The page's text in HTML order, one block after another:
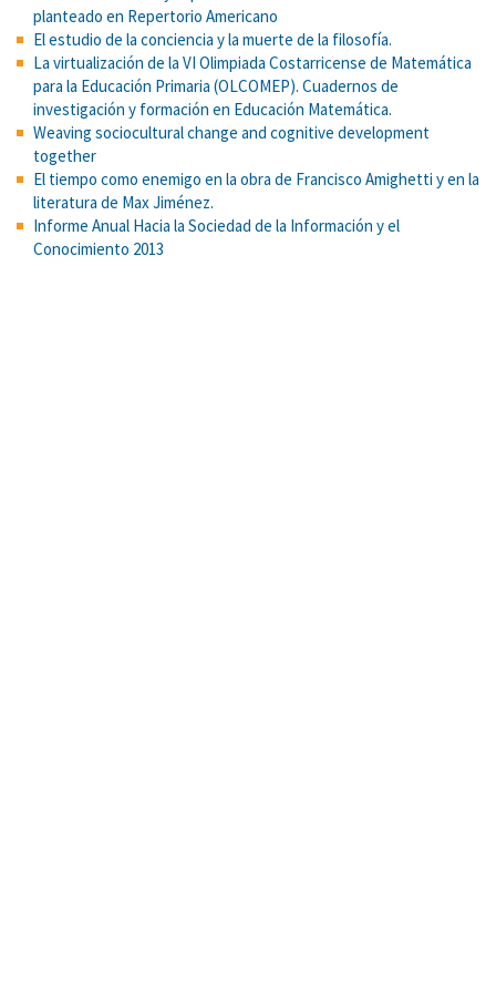
planteado en Repertorio Americano
El estudio de la conciencia y la muerte de la filosofía.
La virtualización de la VI Olimpiada Costarricense de Matemática
para la Educación Primaria (OLCOMEP). Cuadernos de
investigación y formación en Educación Matemática.
Weaving sociocultural change and cognitive development
together
El tiempo como enemigo en la obra de Francisco Amighetti y en la
literatura de Max Jiménez.
Informe Anual Hacia la Sociedad de la Información y el
Conocimiento 2013